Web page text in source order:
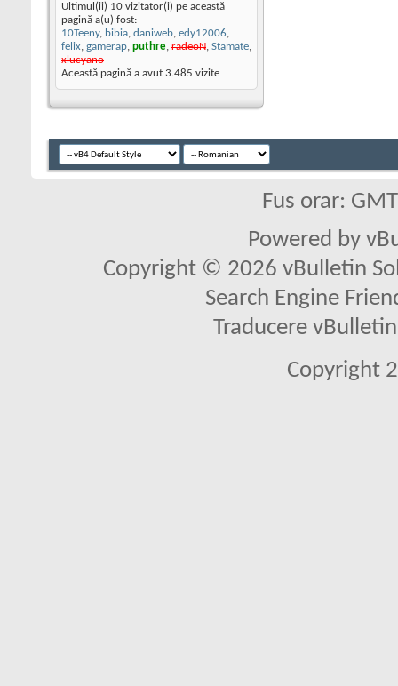
Ultimul(ii) 10 vizitator(i) pe această
pagină a(u) fost:
10Teeny, bibia, daniweb, edy12006,
felix, gamerap, puthre, radeoN, Stamate,
xlucyano
Această pagină a avut 3.485 vizite
Fus orar:
Powered by
Copyright © 2026 vBulletin
Search Engine
Traducere
Copyright